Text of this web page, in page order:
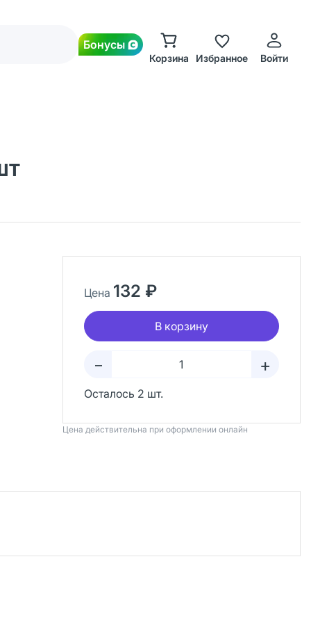
Бонусы
Корзина Избранное Войти
Цена 132 ₽
В корзину
– +
Осталось 2 шт.
Цена действительна при оформлении онлайн